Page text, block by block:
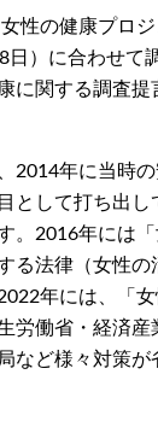
性の健康プロ
日）に合わせて
に関する調査提
2014年に当時
として打ち出し
。2016年には
る法律（女性
年には、「
労働省・経済
など様々対策